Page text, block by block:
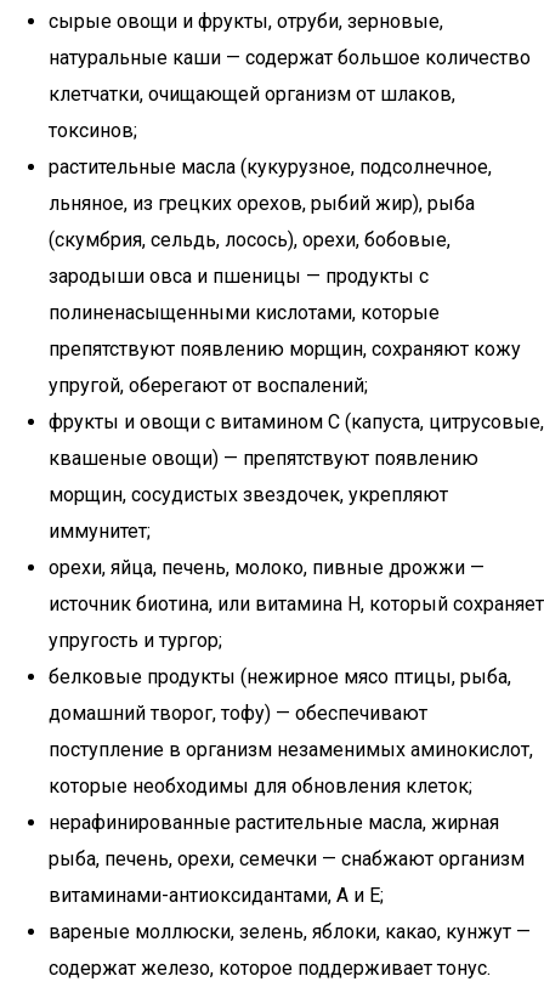
сырые овощи и фрукты, отруби, зерновые,
натуральные каши — содержат большое количество
клетчатки, очищающей организм от шлаков,
токсинов;
растительные масла (кукурузное, подсолнечное,
льняное, из грецких орехов, рыбий жир), рыба
(скумбрия, сельдь, лосось), орехи, бобовые,
зародыши овса и пшеницы — продукты с
полиненасыщенными кислотами, которые
препятствуют появлению морщин, сохраняют кожу
упругой, оберегают от воспалений;
фрукты и овощи с витамином С (капуста, цитрусовые,
квашеные овощи) — препятствуют появлению
морщин, сосудистых звездочек, укрепляют
иммунитет;
орехи, яйца, печень, молоко, пивные дрожжи —
источник биотина, или витамина Н, который сохраняет
упругость и тургор;
белковые продукты (нежирное мясо птицы, рыба,
домашний творог, тофу) — обеспечивают
поступление в организм незаменимых аминокислот,
которые необходимы для обновления клеток;
нерафинированные растительные масла, жирная
рыба, печень, орехи, семечки — снабжают организм
витаминами-антиоксидантами, А и Е;
вареные моллюски, зелень, яблоки, какао, кунжут —
содержат железо, которое поддерживает тонус.